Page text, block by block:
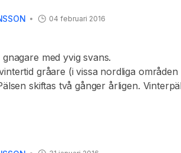
04 februari 2016
med yvig svans.
gråare (i vissa nordliga
skiftas två gånger årligen.
Hanen och honan är lika stora